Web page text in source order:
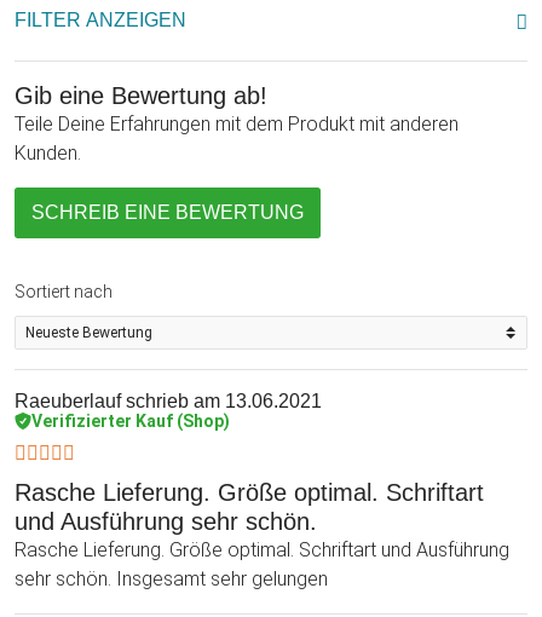
FILTER ANZEIGEN
Gib eine Bewertung ab!
Teile Deine Erfahrungen mit dem Produkt mit anderen
Kunden.
SCHREIB EINE BEWERTUNG
Sortiert nach
Raeuberlaufschrieb am 13.06.2021
Verifizierter Kauf (Shop)
Rasche Lieferung. Größe optimal. Schriftart
und Ausführung sehr schön.
Rasche Lieferung. Größe optimal. Schriftart und Ausführung
sehr schön. Insgesamt sehr gelungen